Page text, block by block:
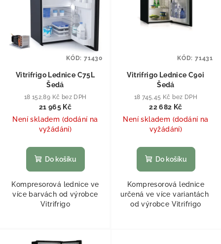
Vitrifrigo Lednice C75L
Šedá
18 152,89 Kč bez DPH
21 965 Kč
Není skladem (dodání na
vyžádání)
Do košíku
Kompresorová lednice ve
více barvách od výrobce
Vitrifrigo
KÓD: 71430
Vitrifrigo Lednice C90i
Šedá
18 745,45 Kč bez DPH
22 682 Kč
Není skladem (dodání na
vyžádání)
Do košíku
Kompresorová lednice
určená ve více variantách
od výrobce Vitrifrigo
KÓD: 71431